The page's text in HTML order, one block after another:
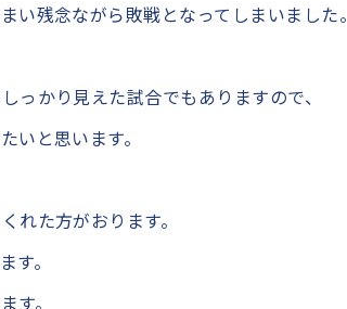
残念ながら敗戦となってしまいました。
っかり見えた試合でもありますので、
いと思います。
れた方がおります。
す。
す。